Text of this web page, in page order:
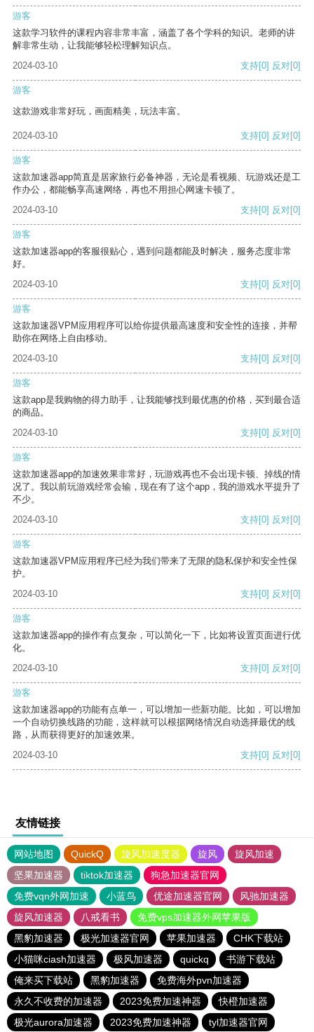
游客
这款学习软件的课程内容非常丰富，涵盖了各个学科的知识。老师的讲
解非常生动，让我能够轻松理解知识点。
2024-03-10
支持[0] 反对[0]
游客
这款游戏非常好玩，画面精美，玩法丰富。
2024-03-10 支持[0] 反对[0]
游客
这款加速器app简直是居家旅行必备神器，无论是看视频、玩游戏还是工
作办公，都能畅享高速网络，再也不用担心网速卡顿了。
2024-03-10
支持[0] 反对[0]
游客
这款加速器app的客服很贴心，遇到问题都能及时解决，服务态度非常
好。
2024-03-10
支持[0] 反对[0]
游客
这款加速器VPM应用程序可以给你提供最高速度和安全性的连接，并帮
助你在网络上自由移动。
2024-03-10
支持[0] 反对[0]
游客
这款app是我购物的得力助手，让我能够找到最优惠的价格，买到最合适
的商品。
2024-03-10
支持[0] 反对[0]
游客
这款加速器app的加速效果非常好，玩游戏再也不会出现卡顿、掉线的情
况了。我以前玩游戏经常会输，现在有了这个app，我的游戏水平提升了
不少。
2024-03-10
支持[0] 反对[0]
游客
这款加速器VPM应用程序已经为我们带来了无限的隐私保护和安全性保
护。
2024-03-10
支持[0] 反对[0]
游客
这款加速器app的操作有点复杂，可以简化一下，比如将设置页面进行优
化。
2024-03-10
支持[0] 反对[0]
游客
这款加速器app的功能有点单一，可以增加一些新功能。比如，可以增加
一个自动切换线路的功能，这样就可以根据网络情况自动选择最优的线
路，从而获得更好的加速效果。
2024-03-10
支持[0] 反对[0]
友情链接
网站地图 QuickQ 旋风加速度器 旋风
旋风加速
坚果加速器
tiktok加速器
狗急加速器官网
免费vqn外网加速
小蓝鸟 优途加速器官网
风驰加速器
旋风加速器
八戒看书
免费vps加速器外网苹果版
黑豹加速器
极光加速器官网 苹果加速器
CHK下载站
小猫咪ciash加速器
极风加速器 quickq
书游下载站
俺来买下载站
黑豹加速器
免费海外pvn加速器
永久不收费的加速器
2023免费加速神器
快橙加速器
极光aurora加速器
2023免费加速神器 tyl加速器官网